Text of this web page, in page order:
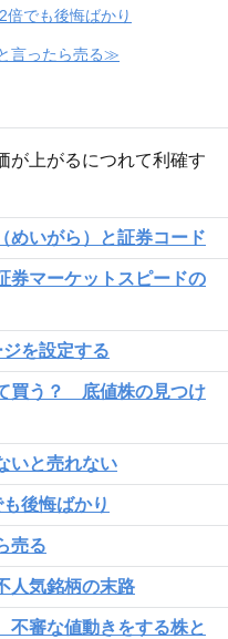
でも後悔ばかり
言ったら売る≫
が上がるにつれて利確す
めいがら）と証券コード
券マーケットスピードの
を設定する
買う？ 底値株の見つけ
いと売れない
後悔ばかり
売る
人気銘柄の末路
不審な値動きをする株と